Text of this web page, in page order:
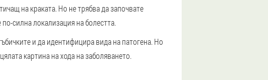
на краката. Но не трябва да започвате
силна локализация на болестта.
и да идентифицира вида на патогена. Но
картина на хода на заболяването.